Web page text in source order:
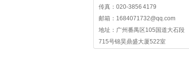
传真：020-3856 4179
邮箱：1684071732@qq.com
地址：广州番禺区105国道大石段
715号锦昊鼎盛大厦522室